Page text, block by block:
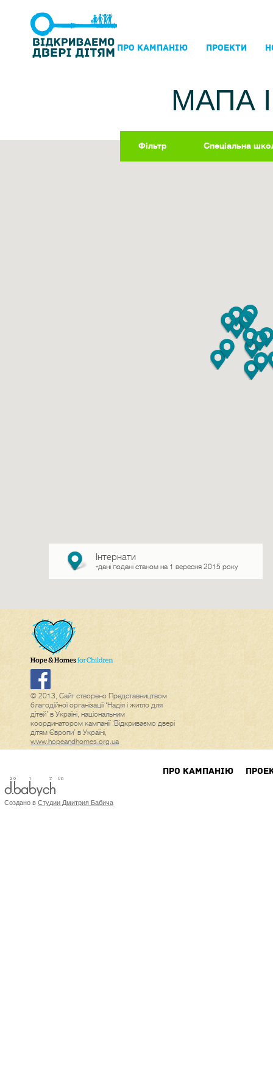
ПРО КАМПАНIЮ ПРОЕКТИ
МАПА
Фільтр Спеціальна
Інтернати
*дані подані станом на 1 вересня 2015 року
© 2013, Сайт створено Представництвом
благодійної організації ‘Надія і житло для
дітей’ в Україні, національним
координатором кампанії ‘Відкриваємо двері
дітям Європи’ в Україні,
www.hopeandhomes.org.ua
ПРО КАМПАНIЮ
Создано в Студии Дмитрия Бабича